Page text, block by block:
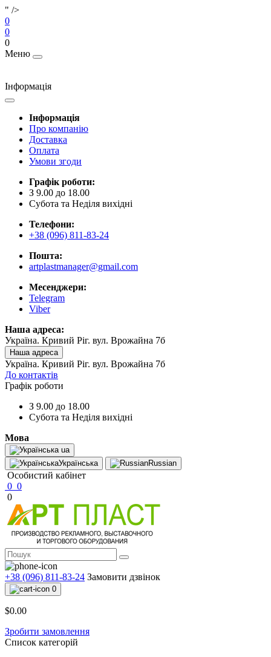
" />
0
0
0
Меню
Інформація
Інформація
Про компанію
Доставка
Оплата
Умови згоди
Графік роботи:
З 9.00 до 18.00
Субота та Неділя вихідні
Телефони:
+38 (096) 811-83-24
Пошта:
artplastmanager@gmail.com
Месенджери:
Telegram
Viber
Наша адреса:
Україна. Кривий Ріг. вул. Врожайна 7б
Наша адреса
Україна. Кривий Ріг. вул. Врожайна 7б
До контактів
Графік роботи
З 9.00 до 18.00
Субота та Неділя вихідні
Мова
ua
Українська
Russian
Особистий кабінет
0 0
0
+38 (096) 811-83-24 Замовити дзвінок
0
$0.00
Зробити замовлення
Список категорій